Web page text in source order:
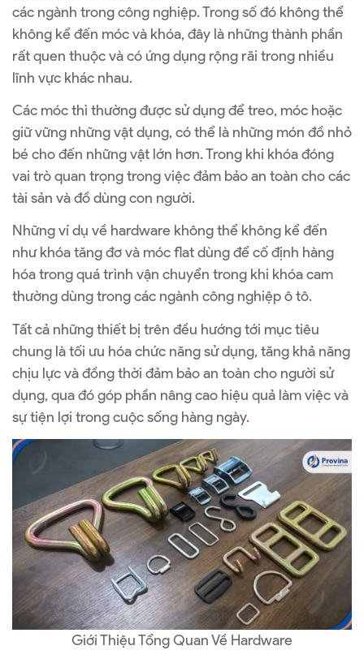
các ngành trong công nghiệp. Trong số đó không thể
không kể đến móc và khóa, đây là những thành phần
rất quen thuộc và có ứng dụng rộng rãi trong nhiều
lĩnh vực khác nhau.
Các móc thì thường được sử dụng để treo, móc hoặc
giữ vững những vật dụng, có thể là những món đồ nhỏ
bé cho đến những vật lớn hơn. Trong khi khóa đóng
vai trò quan trọng trong việc đảm bảo an toàn cho các
tài sản và đồ dùng con người.
Những ví dụ về hardware không thể không kể đến
như khóa tăng đơ và móc flat dùng để cố định hàng
hóa trong quá trình vận chuyển trong khi khóa cam
thường dùng trong các ngành công nghiệp ô tô.
Tất cả những thiết bị trên đều hướng tới mục tiêu
chung là tối ưu hóa chức năng sử dụng, tăng khả năng
chịu lực và đồng thời đảm bảo an toàn cho người sử
dụng, qua đó góp phần nâng cao hiệu quả làm việc và
sự tiện lợi trong cuộc sống hàng ngày.
Giới Thiệu Tổng Quan Về Hardware